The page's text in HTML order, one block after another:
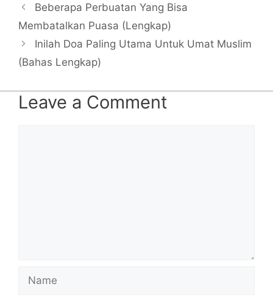
Beberapa Perbuatan Yang Bisa
Membatalkan Puasa (Lengkap)
Inilah Doa Paling Utama Untuk Umat Muslim
(Bahas Lengkap)
Leave a Comment